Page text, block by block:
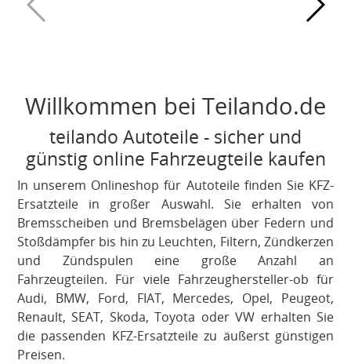
Willkommen bei Teilando.de
teilando Autoteile - sicher und
günstig online Fahrzeugteile kaufen
In unserem Onlineshop für Autoteile finden Sie KFZ-
Ersatzteile in großer Auswahl. Sie erhalten von
Bremsscheiben und Bremsbelägen über Federn und
Stoßdämpfer bis hin zu Leuchten, Filtern, Zündkerzen
und Zündspulen eine große Anzahl an
Fahrzeugteilen. Für viele Fahrzeughersteller-ob für
Audi, BMW, Ford, FIAT, Mercedes, Opel, Peugeot,
Renault, SEAT, Skoda, Toyota oder VW erhalten Sie
die passenden KFZ-Ersatzteile zu äußerst günstigen
Preisen.